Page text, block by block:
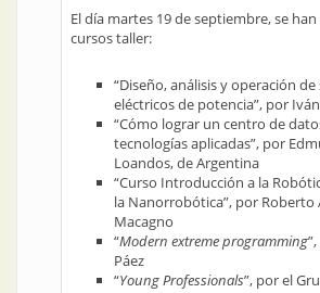
El día martes 19 de septiembre, se
cursos taller:
“Diseño, análisis y operación
eléctricos de potencia”, por
“Cómo lograr un centro de
tecnologías aplicadas”, por
Loandos, de Argentina
“Curso Introducción a la
la Nanorrobótica”, por Roberto
Macagno
“Modern extreme programming
Páez
“Young Professionals”, por el